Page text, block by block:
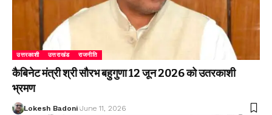
उत्तरकाशी उत्तराखंड राजनीति
कैबिनेट मंत्री श्री सौरभ बहुगुणा 12 जून 2026 को उतरकाशी
भ्रमण
Lokesh Badoni June 11, 2026